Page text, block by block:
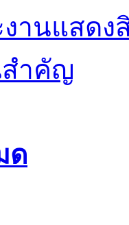
านแสดง
สำคัญ
ด